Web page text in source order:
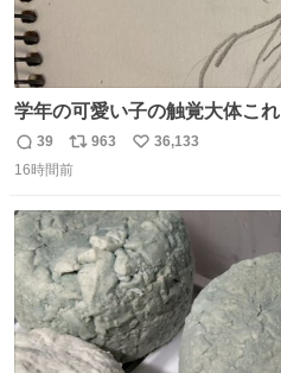
学年の可愛い子の触覚大体これ
返
信
39
リ
ポ
ト
数
963
い
数
36,133
16時間前